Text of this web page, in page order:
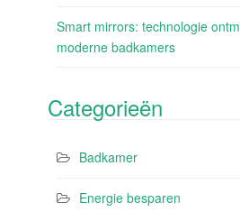
Smart mirrors: technologie
moderne badkamers
Categorieën
Badkamer
Energie besparen